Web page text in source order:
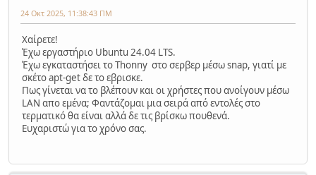
24 Οκτ 2025, 11:38:43 ΠΜ
Χαίρετε!
Έχω εργαστήριο Ubuntu 24.04 LTS.
Έχω εγκαταστήσει το Thonny στο σερβερ μέσω snap, γιατί με
σκέτο apt-get δε το εβρισκε.
Πως γίνεται να το βλέπουν και οι χρήστες που ανοίγουν μέσω
LAN απο εμένα; Φαντάζομαι μια σειρά από εντολές στο
τερματικό θα είναι αλλά δε τις βρίσκω πουθενά.
Ευχαριστώ για το χρόνο σας.